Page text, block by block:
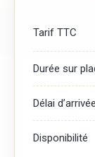
Tarif TTC
Durée sur
Délai d’arrivée
Disponibilité